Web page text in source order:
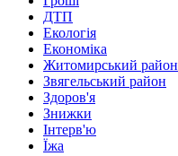
ДТП
Екологія
Економіка
Житомирський район
Звягельський район
Здоров'я
Знижки
Інтерв'ю
Їжа